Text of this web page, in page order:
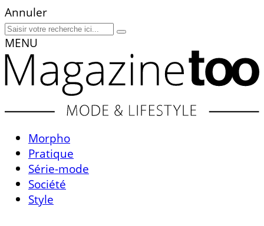
Annuler
MENU
Morpho
Pratique
Série-mode
Société
Style